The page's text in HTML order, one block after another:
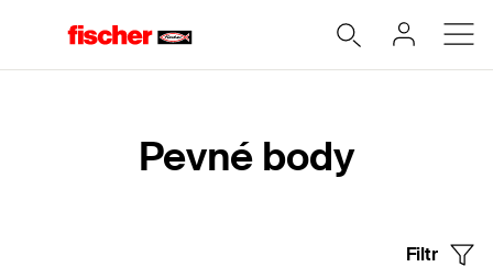
Pevné body
Filtr